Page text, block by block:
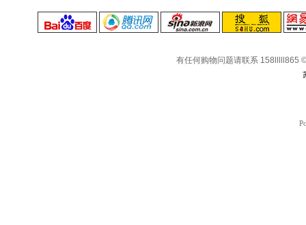
有任何购物问题请联系 158lllll865